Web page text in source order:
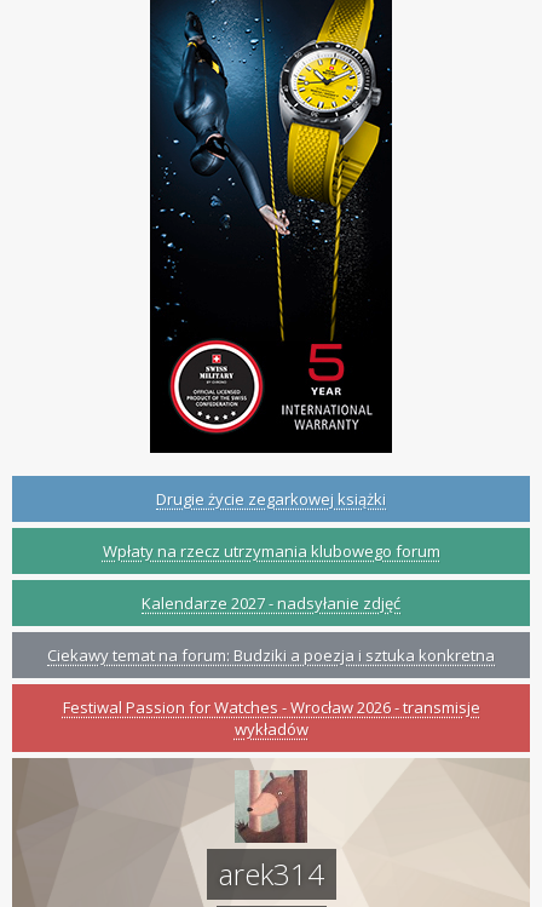
Drugie życie zegarkowej książki
Wpłaty na rzecz utrzymania klubowego forum
Kalendarze 2027 - nadsyłanie zdjęć
Ciekawy temat na forum: Budziki a poezja i sztuka konkretna
Festiwal Passion for Watches - Wrocław 2026 - transmisje
wykładów
arek314